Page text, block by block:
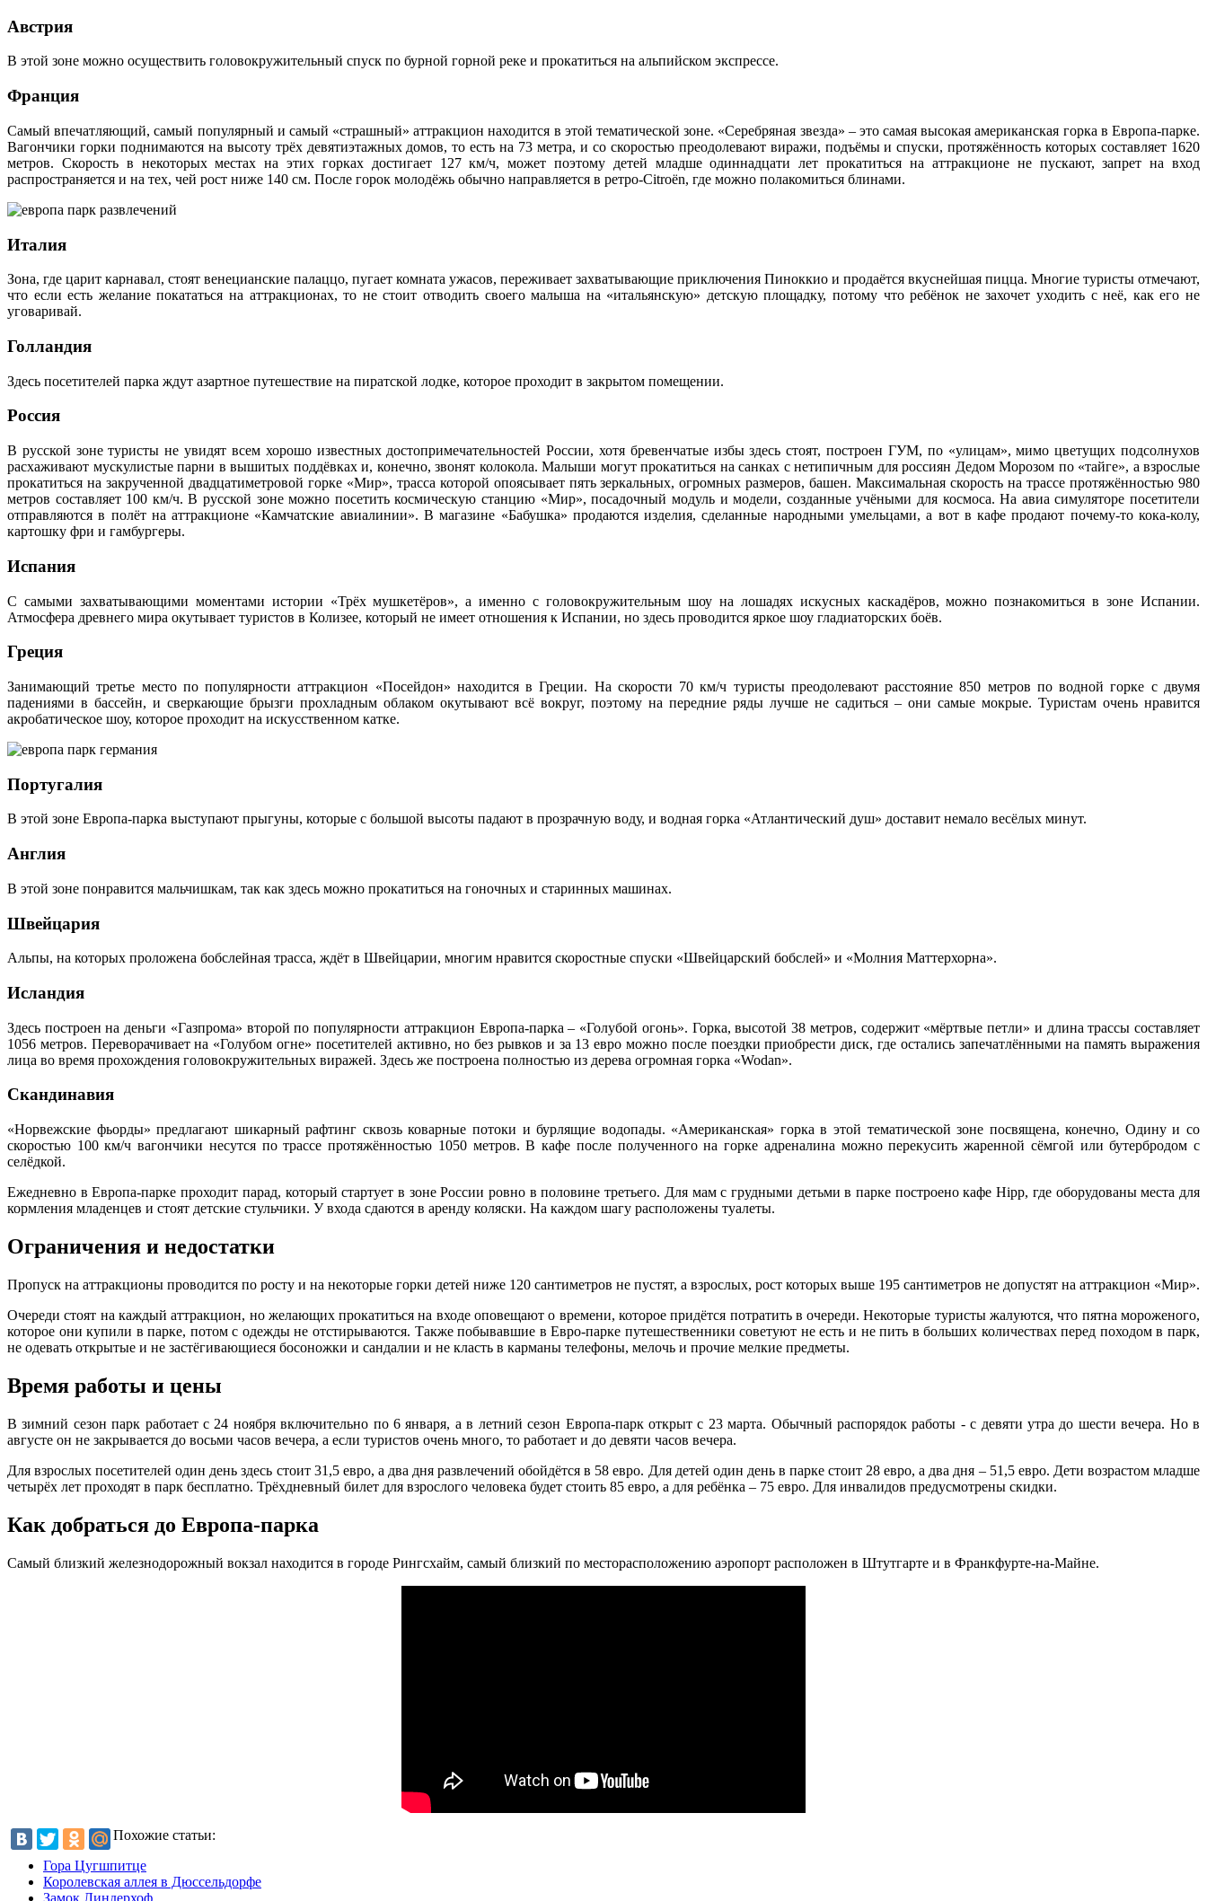
Австрия
В этой зоне можно осуществить головокружительный спуск по бурной горной реке и прокатиться на альпийском экспрессе.
Франция
Самый впечатляющий, самый популярный и самый «страшный» аттракцион находится в этой тематической зоне. «Серебряная звезда» – это самая высокая американская горка в Европа-парке.
Вагончики горки поднимаются на высоту трёх девятиэтажных домов, то есть на 73 метра, и со скоростью преодолевают виражи, подъёмы и спуски, протяжённость которых составляет 1620
метров. Скорость в некоторых местах на этих горках достигает 127 км/ч, может поэтому детей младше одиннадцати лет прокатиться на аттракционе не пускают, запрет на вход
распространяется и на тех, чей рост ниже 140 см. После горок молодёжь обычно направляется в ретро-Citroёn, где можно полакомиться блинами.
Италия
Зона, где царит карнавал, стоят венецианские палаццо, пугает комната ужасов, переживает захватывающие приключения Пиноккио и продаётся вкуснейшая пицца. Многие туристы отмечают,
что если есть желание покататься на аттракционах, то не стоит отводить своего малыша на «итальянскую» детскую площадку, потому что ребёнок не захочет уходить с неё, как его не
уговаривай.
Голландия
Здесь посетителей парка ждут азартное путешествие на пиратской лодке, которое проходит в закрытом помещении.
Россия
В русской зоне туристы не увидят всем хорошо известных достопримечательностей России, хотя бревенчатые избы здесь стоят, построен ГУМ, по «улицам», мимо цветущих подсолнухов
расхаживают мускулистые парни в вышитых поддёвках и, конечно, звонят колокола. Малыши могут прокатиться на санках с нетипичным для россиян Дедом Морозом по «тайге», а взрослые
прокатиться на закрученной двадцатиметровой горке «Мир», трасса которой опоясывает пять зеркальных, огромных размеров, башен. Максимальная скорость на трассе протяжённостью 980
метров составляет 100 км/ч. В русской зоне можно посетить космическую станцию «Мир», посадочный модуль и модели, созданные учёными для космоса. На авиа симуляторе посетители
отправляются в полёт на аттракционе «Камчатские авиалинии». В магазине «Бабушка» продаются изделия, сделанные народными умельцами, а вот в кафе продают почему-то кока-колу,
картошку фри и гамбургеры.
Испания
С самыми захватывающими моментами истории «Трёх мушкетёров», а именно с головокружительным шоу на лошадях искусных каскадёров, можно познакомиться в зоне Испании.
Атмосфера древнего мира окутывает туристов в Колизее, который не имеет отношения к Испании, но здесь проводится яркое шоу гладиаторских боёв.
Греция
Занимающий третье место по популярности аттракцион «Посейдон» находится в Греции. На скорости 70 км/ч туристы преодолевают расстояние 850 метров по водной горке с двумя
падениями в бассейн, и сверкающие брызги прохладным облаком окутывают всё вокруг, поэтому на передние ряды лучше не садиться – они самые мокрые. Туристам очень нравится
акробатическое шоу, которое проходит на искусственном катке.
Португалия
В этой зоне Европа-парка выступают прыгуны, которые с большой высоты падают в прозрачную воду, и водная горка «Атлантический душ» доставит немало весёлых минут.
Англия
В этой зоне понравится мальчишкам, так как здесь можно прокатиться на гоночных и старинных машинах.
Швейцария
Альпы, на которых проложена бобслейная трасса, ждёт в Швейцарии, многим нравится скоростные спуски «Швейцарский бобслей» и «Молния Маттерхорна».
Исландия
Здесь построен на деньги «Газпрома» второй по популярности аттракцион Европа-парка – «Голубой огонь». Горка, высотой 38 метров, содержит «мёртвые петли» и длина трассы составляет
1056 метров. Переворачивает на «Голубом огне» посетителей активно, но без рывков и за 13 евро можно после поездки приобрести диск, где остались запечатлёнными на память выражения
лица во время прохождения головокружительных виражей. Здесь же построена полностью из дерева огромная горка «Wodan».
Скандинавия
«Норвежские фьорды» предлагают шикарный рафтинг сквозь коварные потоки и бурлящие водопады. «Американская» горка в этой тематической зоне посвящена, конечно, Одину и со
скоростью 100 км/ч вагончики несутся по трассе протяжённостью 1050 метров. В кафе после полученного на горке адреналина можно перекусить жаренной сёмгой или бутербродом с
селёдкой.
Ежедневно в Европа-парке проходит парад, который стартует в зоне России ровно в половине третьего. Для мам с грудными детьми в парке построено кафе Hipp, где оборудованы места для
кормления младенцев и стоят детские стульчики. У входа сдаются в аренду коляски. На каждом шагу расположены туалеты.
Ограничения и недостатки
Пропуск на аттракционы проводится по росту и на некоторые горки детей ниже 120 сантиметров не пустят, а взрослых, рост которых выше 195 сантиметров не допустят на аттракцион «Мир».
Очереди стоят на каждый аттракцион, но желающих прокатиться на входе оповещают о времени, которое придётся потратить в очереди. Некоторые туристы жалуются, что пятна мороженого,
которое они купили в парке, потом с одежды не отстирываются. Также побывавшие в Евро-парке путешественники советуют не есть и не пить в больших количествах перед походом в парк,
не одевать открытые и не застёгивающиеся босоножки и сандалии и не класть в карманы телефоны, мелочь и прочие мелкие предметы.
Время работы и цены
В зимний сезон парк работает с 24 ноября включительно по 6 января, а в летний сезон Европа-парк открыт с 23 марта. Обычный распорядок работы - с девяти утра до шести вечера. Но в
августе он не закрывается до восьми часов вечера, а если туристов очень много, то работает и до девяти часов вечера.
Для взрослых посетителей один день здесь стоит 31,5 евро, а два дня развлечений обойдётся в 58 евро. Для детей один день в парке стоит 28 евро, а два дня – 51,5 евро. Дети возрастом младше
четырёх лет проходят в парк бесплатно. Трёхдневный билет для взрослого человека будет стоить 85 евро, а для ребёнка – 75 евро. Для инвалидов предусмотрены скидки.
Как добраться до Европа-парка
Самый близкий железнодорожный вокзал находится в городе Рингсхайм, самый близкий по месторасположению аэропорт расположен в Штутгарте и в Франкфурте-на-Майне.
Похожие статьи:
Гора Цугшпитце
Королевская аллея в Дюссельдорфе
Замок Линдерхоф